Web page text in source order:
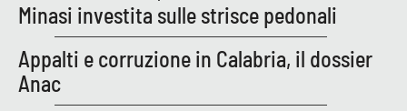
Imprese Di Calabria
Le perfidie di Antonella Grippo
Minasi investita sulle strisce pedonali
Appalti e corruzione in Calabria, il dossier
Anac